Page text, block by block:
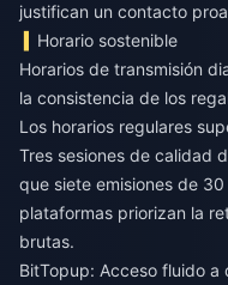
justifican un contacto
Horario sostenible
Horarios de transmisión
la consistencia de los
Los horarios regulares
Tres sesiones de calidad
que siete emisiones de
plataformas priorizan la
brutas.
BitTopup: Acceso fluido a